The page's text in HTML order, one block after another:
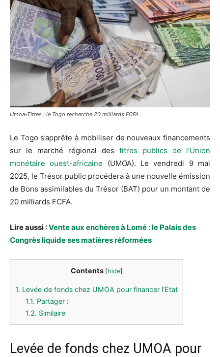
Umoa-Titres : le Togo recherche 20 milliards FCFA
Le Togo s’apprête à mobiliser de nouveaux financements
sur le marché régional des titres publics de l’Union
monétaire ouest-africaine (UMOA). Le vendredi 9 mai
2025, le Trésor public procédera à une nouvelle émission
de Bons assimilables du Trésor (BAT) pour un montant de
20 milliards FCFA.
Lire aussi :Vente aux enchères à Lomé : le Palais des
Congrès liquide ses matières réformées
Contents [hide]
1. Levée de fonds chez UMOA pour financer l’Etat
1.1. Partager :
1.2. Similaire
Levée de fonds chez UMOA pour